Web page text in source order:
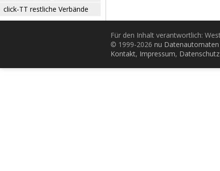
click-TT restliche Verbände
Für den Inhalt verantwortlich:
© 1999-2026 nu
Kontakt, Impressum, Datenschutz